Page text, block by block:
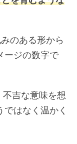
のある形から
ージの数字で
不吉な意味を想
はなく温かく